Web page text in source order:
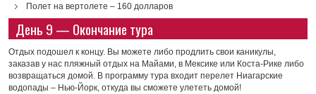
Полет на вертолете – 160 долларов
День 9 — Окончание тура
Отдых подошел к концу. Вы можете либо продлить свои каникулы,
заказав у нас пляжный отдых на Майами, в Мексике или Коста-Рике либо
возвращаться домой. В программу тура входит перелет Ниагарские
водопады – Нью-Йорк, откуда вы сможете улететь домой!